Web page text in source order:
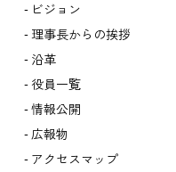
ビジョン
理事長からの挨拶
沿革
役員一覧
情報公開
広報物
アクセスマップ